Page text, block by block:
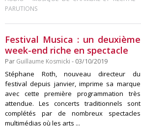
PARUTIONS
Festival Musica : un deuxième
week-end riche en spectacle
Par Guillaume Kosmicki - 03/10/2019
Stéphane Roth, nouveau directeur du
festival depuis janvier, imprime sa marque
avec cette première programmation très
attendue. Les concerts traditionnels sont
complétés par de nombreux spectacles
multimédias où les arts ...